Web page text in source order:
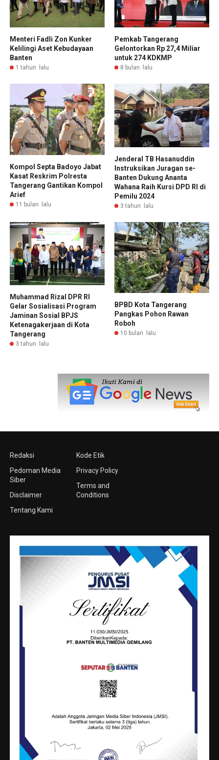
Menteri Fadli Zon Kunker
Kelilingi Aset Kebudayaan
Banten
1 tahun lalu
Pemkab Tangerang
Gelontorkan Rp 27,4 Miliar
untuk 274 KDKMP
8 bulan lalu
Kompol Septa Badoyo Jabat
Kasat Reskrim Polresta
Tangerang Gantikan Kompol
Arief
11 bulan lalu
Jenderal TB Hasanuddin
Instruksikan Juragan se-
Banten Dukung Ananta
Wahana Raih Kursi DPD RI di
Pemilu 2024
3 tahun lalu
Muhammad Rizal DPR RI
Gelar Sosialisasi Program
Jaminan Sosial BPJS
Ketenagakerjaan di Kota
Tangerang
3 tahun lalu
BPBD Kota Tangerang
Pangkas Pohon Rawan
Roboh
10 bulan lalu
Redaksi
Pedoman Media
Siber
Disclaimer
Tentang Kami
Kode Etik
Privacy Policy
Terms and
Conditions